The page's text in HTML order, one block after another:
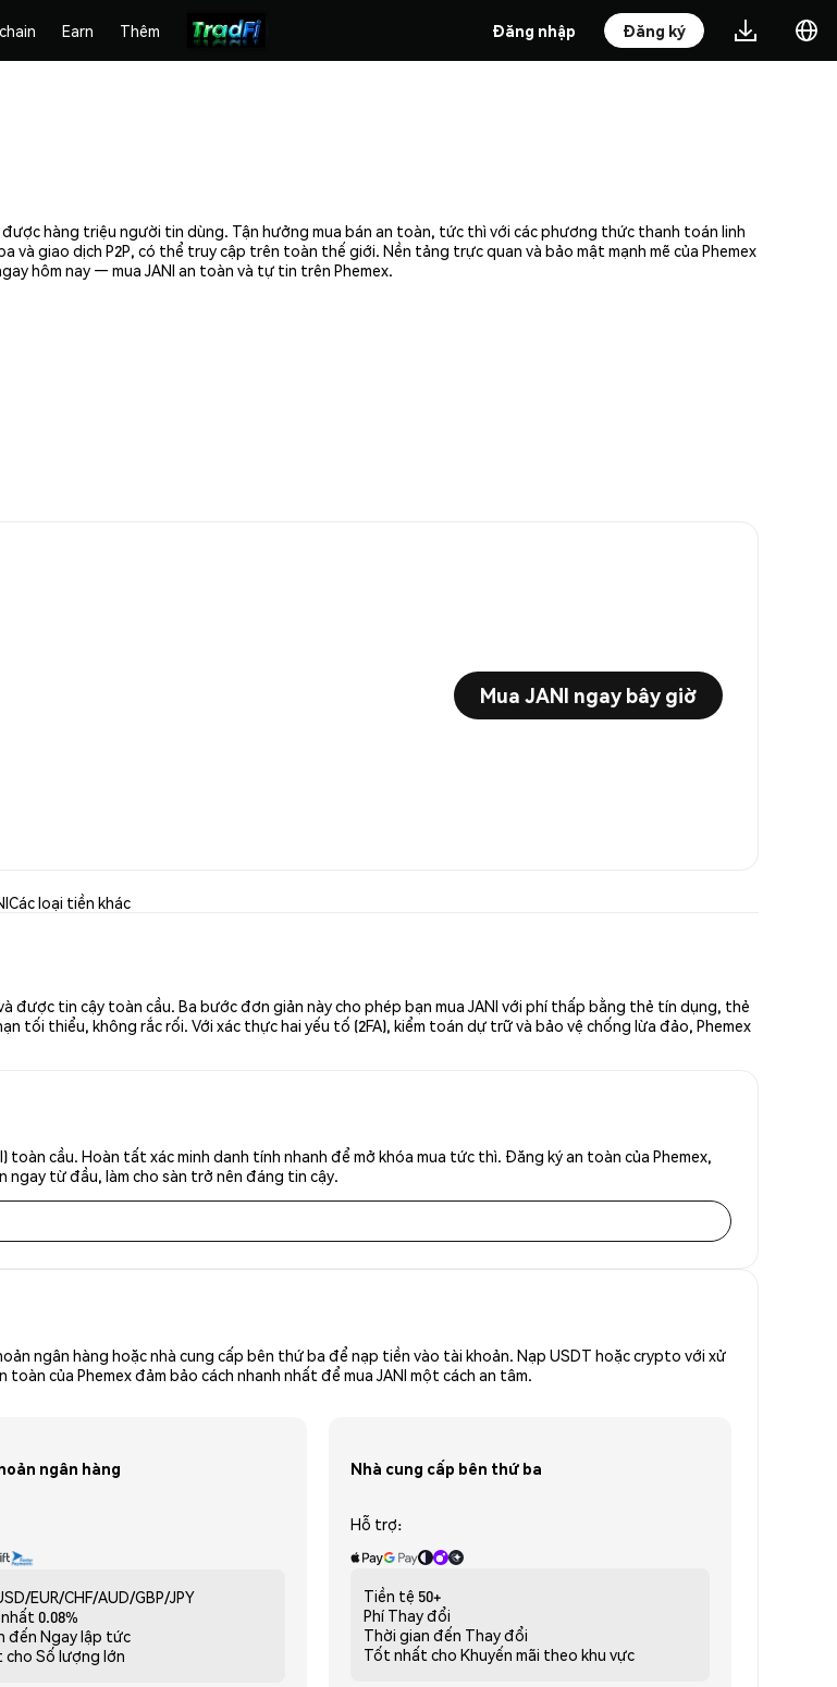
Earn Thêm Đăng nhập Đăng ký
được hàng triệu người tin dùng. Tận hưởng mua bán an toàn, tức thì với các phương thức thanh toán linh
giao dịch P2P, có thể truy cập trên toàn thế giới. Nền tảng trực quan và bảo mật mạnh mẽ của Phemex
hôm nay — mua JANI an toàn và tự tin trên Phemex.
Mua JANI ngay bây giờ
Các loại tiền khác
được tin cậy toàn cầu. Ba bước đơn giản này cho phép bạn mua JANI với phí thấp bằng thẻ tín dụng, thẻ
tối thiểu, không rắc rối. Với xác thực hai yếu tố (2FA), kiểm toán dự trữ và bảo vệ chống lừa đảo, Phemex
cầu. Hoàn tất xác minh danh tính nhanh để mở khóa mua tức thì. Đăng ký an toàn của Phemex,
từ đầu, làm cho sàn trở nên đáng tin cậy.
ngân hàng hoặc nhà cung cấp bên thứ ba để nạp tiền vào tài khoản. Nạp USDT hoặc crypto với xử
của Phemex đảm bảo cách nhanh nhất để mua JANI một cách an tâm.
ngân hàng
EUR/CHF/AUD/GBP/JPY
0.08%
đến Ngay lập tức
cho Số lượng lớn
Nhà cung cấp bên thứ ba
Hỗ trợ:
Tiền tệ 50+
Phí Thay đổi
Thời gian đến Thay đổi
Tốt nhất cho Khuyến mãi theo khu vực